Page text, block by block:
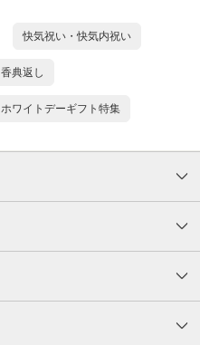
快気祝い・快気内祝い
香典返し
ホワイトデーギフト特集